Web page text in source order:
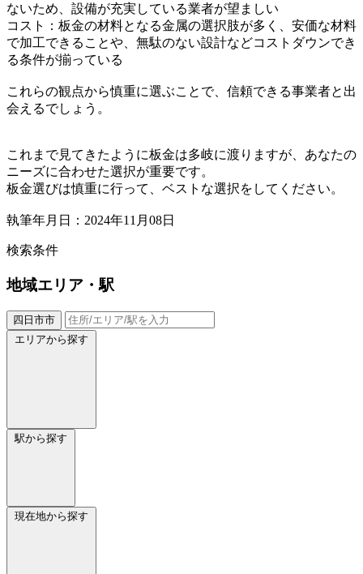
ないため、設備が充実している業者が望ましい
コスト：板金の材料となる金属の選択肢が多く、安価な材料
で加工できることや、無駄のない設計などコストダウンでき
る条件が揃っている
これらの観点から慎重に選ぶことで、信頼できる事業者と出
会えるでしょう。
これまで見てきたように板金は多岐に渡りますが、あなたの
ニーズに合わせた選択が重要です。
板金選びは慎重に行って、ベストな選択をしてください。
執筆年月日：2024年11月08日
検索条件
地域エリア・駅
四日市市
エリアから探す
駅から探す
現在地から探す